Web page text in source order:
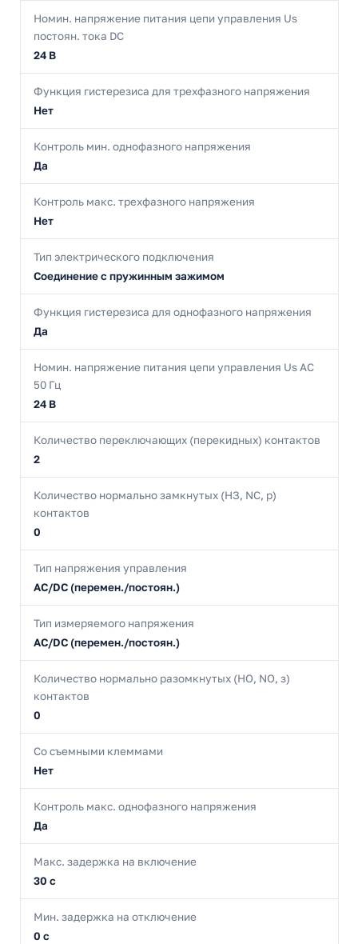
Номин. напряжение питания цепи управления Us
постоян. тока DC
24 В
Функция гистерезиса для трехфазного напряжения
Нет
Контроль мин. однофазного напряжения
Да
Контроль макс. трехфазного напряжения
Нет
Тип электрического подключения
Соединение с пружинным зажимом
Функция гистерезиса для однофазного напряжения
Да
Номин. напряжение питания цепи управления Us AC
50 Гц
24 В
Количество переключающих (перекидных) контактов
2
Количество нормально замкнутых (НЗ, NC, р)
контактов
0
Тип напряжения управления
AC/DC (перемен./постоян.)
Тип измеряемого напряжения
AC/DC (перемен./постоян.)
Количество нормально разомкнутых (НО, NO, з)
контактов
0
Со съемными клеммами
Нет
Контроль макс. однофазного напряжения
Да
Макс. задержка на включение
30 с
Мин. задержка на отключение
0 с